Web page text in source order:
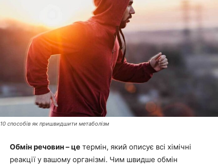
10 способів як пришвидшити метаболізм
Обмін речовин – це термін, який описує всі хімічні
реакції у вашому організмі. Чим швидше обмін